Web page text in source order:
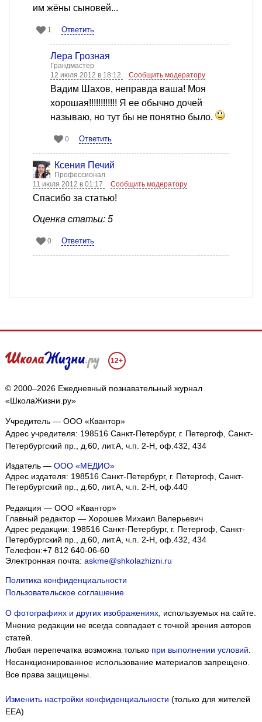
им жёны сыновей...
1 Ответить
Лера Грозная
Грандмастер
12 июля 2012 в 18:12
Сообщить модератору
Вадим Шахов, неправда ваша! Моя
хорошая!!!!!!!!!!!! Я ее обычно дочей
называю, но тут бы не понятно было.
0 Ответить
Ксения Печий
Профессионал
11 июля 2012 в 01:17
Сообщить модератору
Спасибо за статью!
Оценка статьи: 5
0 Ответить
12+
© 2000–2026 Ежедневный познавательный журнал
«ШколаЖизни.ру»
Учредитель — ООО «Квантор»
Адрес учредителя: 198516 Санкт-Петербург, г. Петергоф, Санкт-
Петербургский пр., д.60, лит.А, ч.п. 2-Н, оф.432, 434
Издатель — ООО «МЕДИО»
Адрес издателя: 198516 Санкт-Петербург, г. Петергоф, Санкт-
Петербургский пр., д.60, лит.А, ч.п. 2-Н, оф.440
Редакция — ООО «Квантор»
Главный редактор — Хорошев Михаил Валерьевич
Адрес редакции: 198516 Санкт-Петербург, г. Петергоф Санкт-
Петербургский пр., д.60, лит.А, ч.п. 2-Н, оф.432, 434
Телефон:+7 812 640-06-60
Электронная почта: askme@shkolazhizni.ru
Политика конфиденциальности
Пользовательское соглашение
О фотографиях и других изображениях, используемых на сайте.
Мнение редакции не всегда совпадает с точкой зрения авторов
статей.
Любая перепечатка возможна только при выполнении условий
Несанкционированное использование материалов запрещено.
Все права защищены.
Изменить настройки конфиденциальности (только для жителей
EEA)